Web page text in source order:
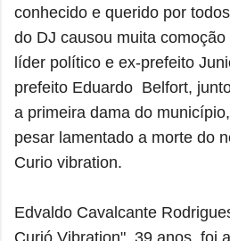
conhecido e querido por
do DJ causou muita comoção
líder político e ex-prefeito
prefeito Eduardo Belfort,
a primeira dama do
pesar lamentado a morte do
Curio vibration.
Edvaldo Cavalcante